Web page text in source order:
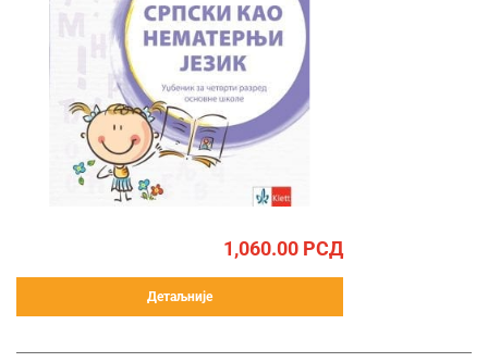
1,060.00 РСД
Детаљније